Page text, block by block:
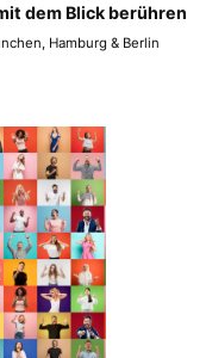
dem Blick berühren
Hamburg & Berlin